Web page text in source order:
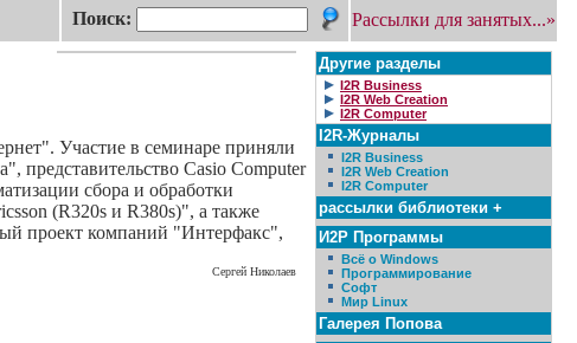
Поиск: Рассылки для занятых...»
Участие в семинаре приняли
Casio Computer
сбора и обработки
(R320s и R380s)", а также
проект компаний "Интерфакс",
Сергей Николаев
Другие разделы
I2R Business
I2R Web Creation
I2R Computer
I2R-Журналы
I2R Business
I2R Web Creation
I2R Computer
рассылки библиотеки +
И2Р Программы
Всё о Windows
Программирование
Софт
Мир Linux
Галерея Попова